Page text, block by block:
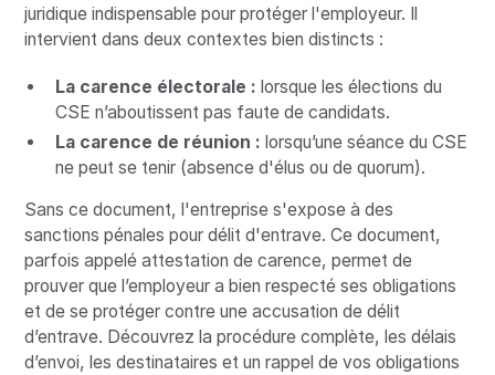
juridique indispensable pour protéger l'employeur. Il
intervient dans deux contextes bien distincts :
La carence électorale : lorsque les élections du
CSE n’aboutissent pas faute de candidats.
La carence de réunion : lorsqu’une séance du CSE
ne peut se tenir (absence d'élus ou de quorum).
Sans ce document, l'entreprise s'expose à des
sanctions pénales pour délit d'entrave. Ce document,
parfois appelé attestation de carence, permet de
prouver que l’employeur a bien respecté ses obligations
et de se protéger contre une accusation de délit
d’entrave. Découvrez la procédure complète, les délais
d’envoi, les destinataires et un rappel de vos obligations